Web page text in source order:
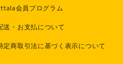
会員プログラム
送・お支払について
定商取引法に基づく表示について